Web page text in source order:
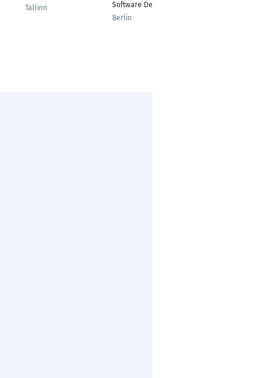
Tallinn
Software Developer
Berlin